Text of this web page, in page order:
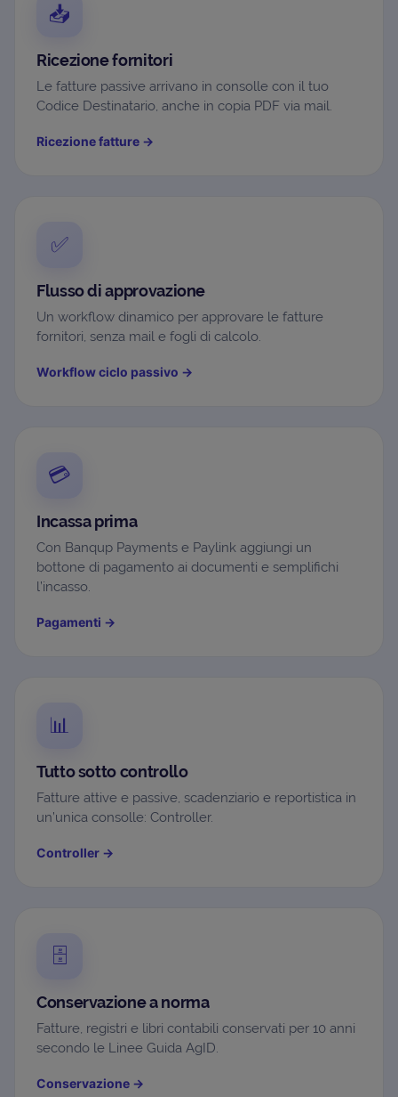
📥
Ricezione fornitori
Le fatture passive arrivano in consolle con il tuo
Codice Destinatario, anche in copia PDF via mail.
Ricezione fatture →
✅
Flusso di approvazione
Un workflow dinamico per approvare le fatture
fornitori, senza mail e fogli di calcolo.
Workflow ciclo passivo →
💳
Incassa prima
Con Banqup Payments e Paylink aggiungi un
bottone di pagamento ai documenti e semplifichi
l’incasso.
Pagamenti →
📊
Tutto sotto controllo
Fatture attive e passive, scadenziario e reportistica in
un’unica consolle: Controller.
Controller →
🗄️
Conservazione a norma
Fatture, registri e libri contabili conservati per 10 anni
secondo le Linee Guida AgID.
Conservazione →